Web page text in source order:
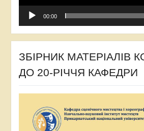
00:00
ЗБІРНИК МАТЕРІАЛІВ
ДО 20-РІЧЧЯ КАФЕДРИ